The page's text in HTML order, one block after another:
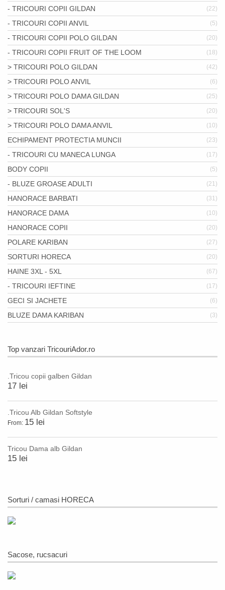
- TRICOURI COPII GILDAN (22)
- TRICOURI COPII ANVIL (5)
- TRICOURI COPII POLO GILDAN (20)
- TRICOURI COPII FRUIT OF THE LOOM (18)
> TRICOURI POLO GILDAN (42)
> TRICOURI POLO ANVIL (6)
> TRICOURI POLO DAMA GILDAN (25)
> TRICOURI SOL'S (20)
> TRICOURI POLO DAMA ANVIL (10)
ECHIPAMENT PROTECTIA MUNCII (23)
- TRICOURI CU MANECA LUNGA (17)
BODY COPII (5)
- BLUZE GROASE ADULTI (21)
HANORACE BARBATI (31)
HANORACE DAMA (10)
HANORACE COPII (20)
POLARE KARIBAN (27)
SORTURI HORECA (20)
HAINE 3XL - 5XL (67)
- TRICOURI IEFTINE (17)
GECI SI JACHETE (6)
BLUZE DAMA KARIBAN (3)
Top vanzari TricouriAdor.ro
.Tricou copii galben Gildan
17 lei
.Tricou Alb Gildan Softstyle
From: 15 lei
Tricou Dama alb Gildan
15 lei
Sorturi / camasi HORECA
Sacose, rucsacuri